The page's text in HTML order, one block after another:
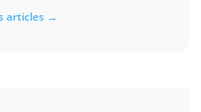
articles →